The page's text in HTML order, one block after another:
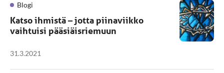
Blogi
Katso ihmistä – jotta piinaviikko
vaihtuisi pääsiäisriemuun
31.3.2021